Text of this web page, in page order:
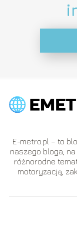
E-metro.pl – to
naszego bloga,
różnorodne
motoryzacją,